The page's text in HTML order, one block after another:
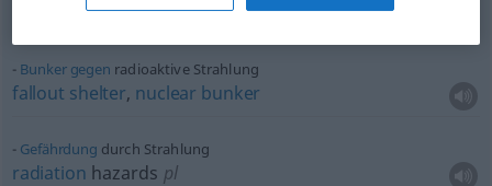
body(odPlanckian)radiation
Bunker gegen radioaktive Strahlung
fallout shelter, nuclear bunker
Gefährdung durch Strahlung
radiation hazards pl